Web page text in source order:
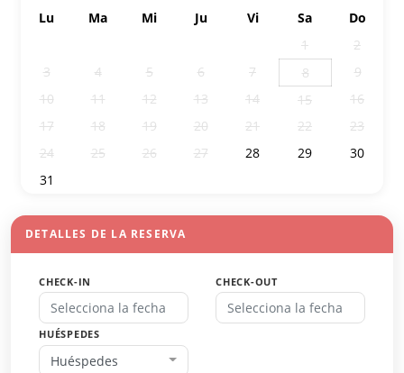
Lu
Ma Mi Ju Vi Sa
Do
1
2
3
4 5 6 7 8
9
10
11 12 13 14 15
16
17
18 19 20 21 22
23
24
25 26 27 28 29
30
31
DETALLES DE LA RESERVA
CHECK-IN CHECK-OUT
HUÉSPEDES
Huéspedes